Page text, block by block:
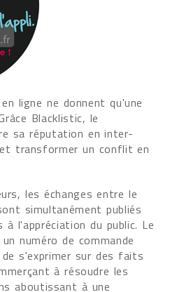
ligne ne donnent qu'une
Blacklistic, le
sa réputation en inter-
transformer un conflit en
les échanges entre le
simultanément publiés
l'appréciation du public. Le
numéro de commande
s'exprimer sur des faits
à résoudre les
aboutissant à une